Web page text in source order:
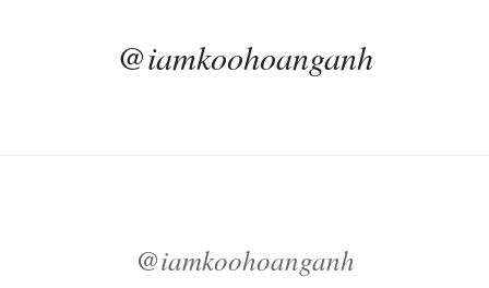
@iamkoohoanganh
@iamkoohoanganh